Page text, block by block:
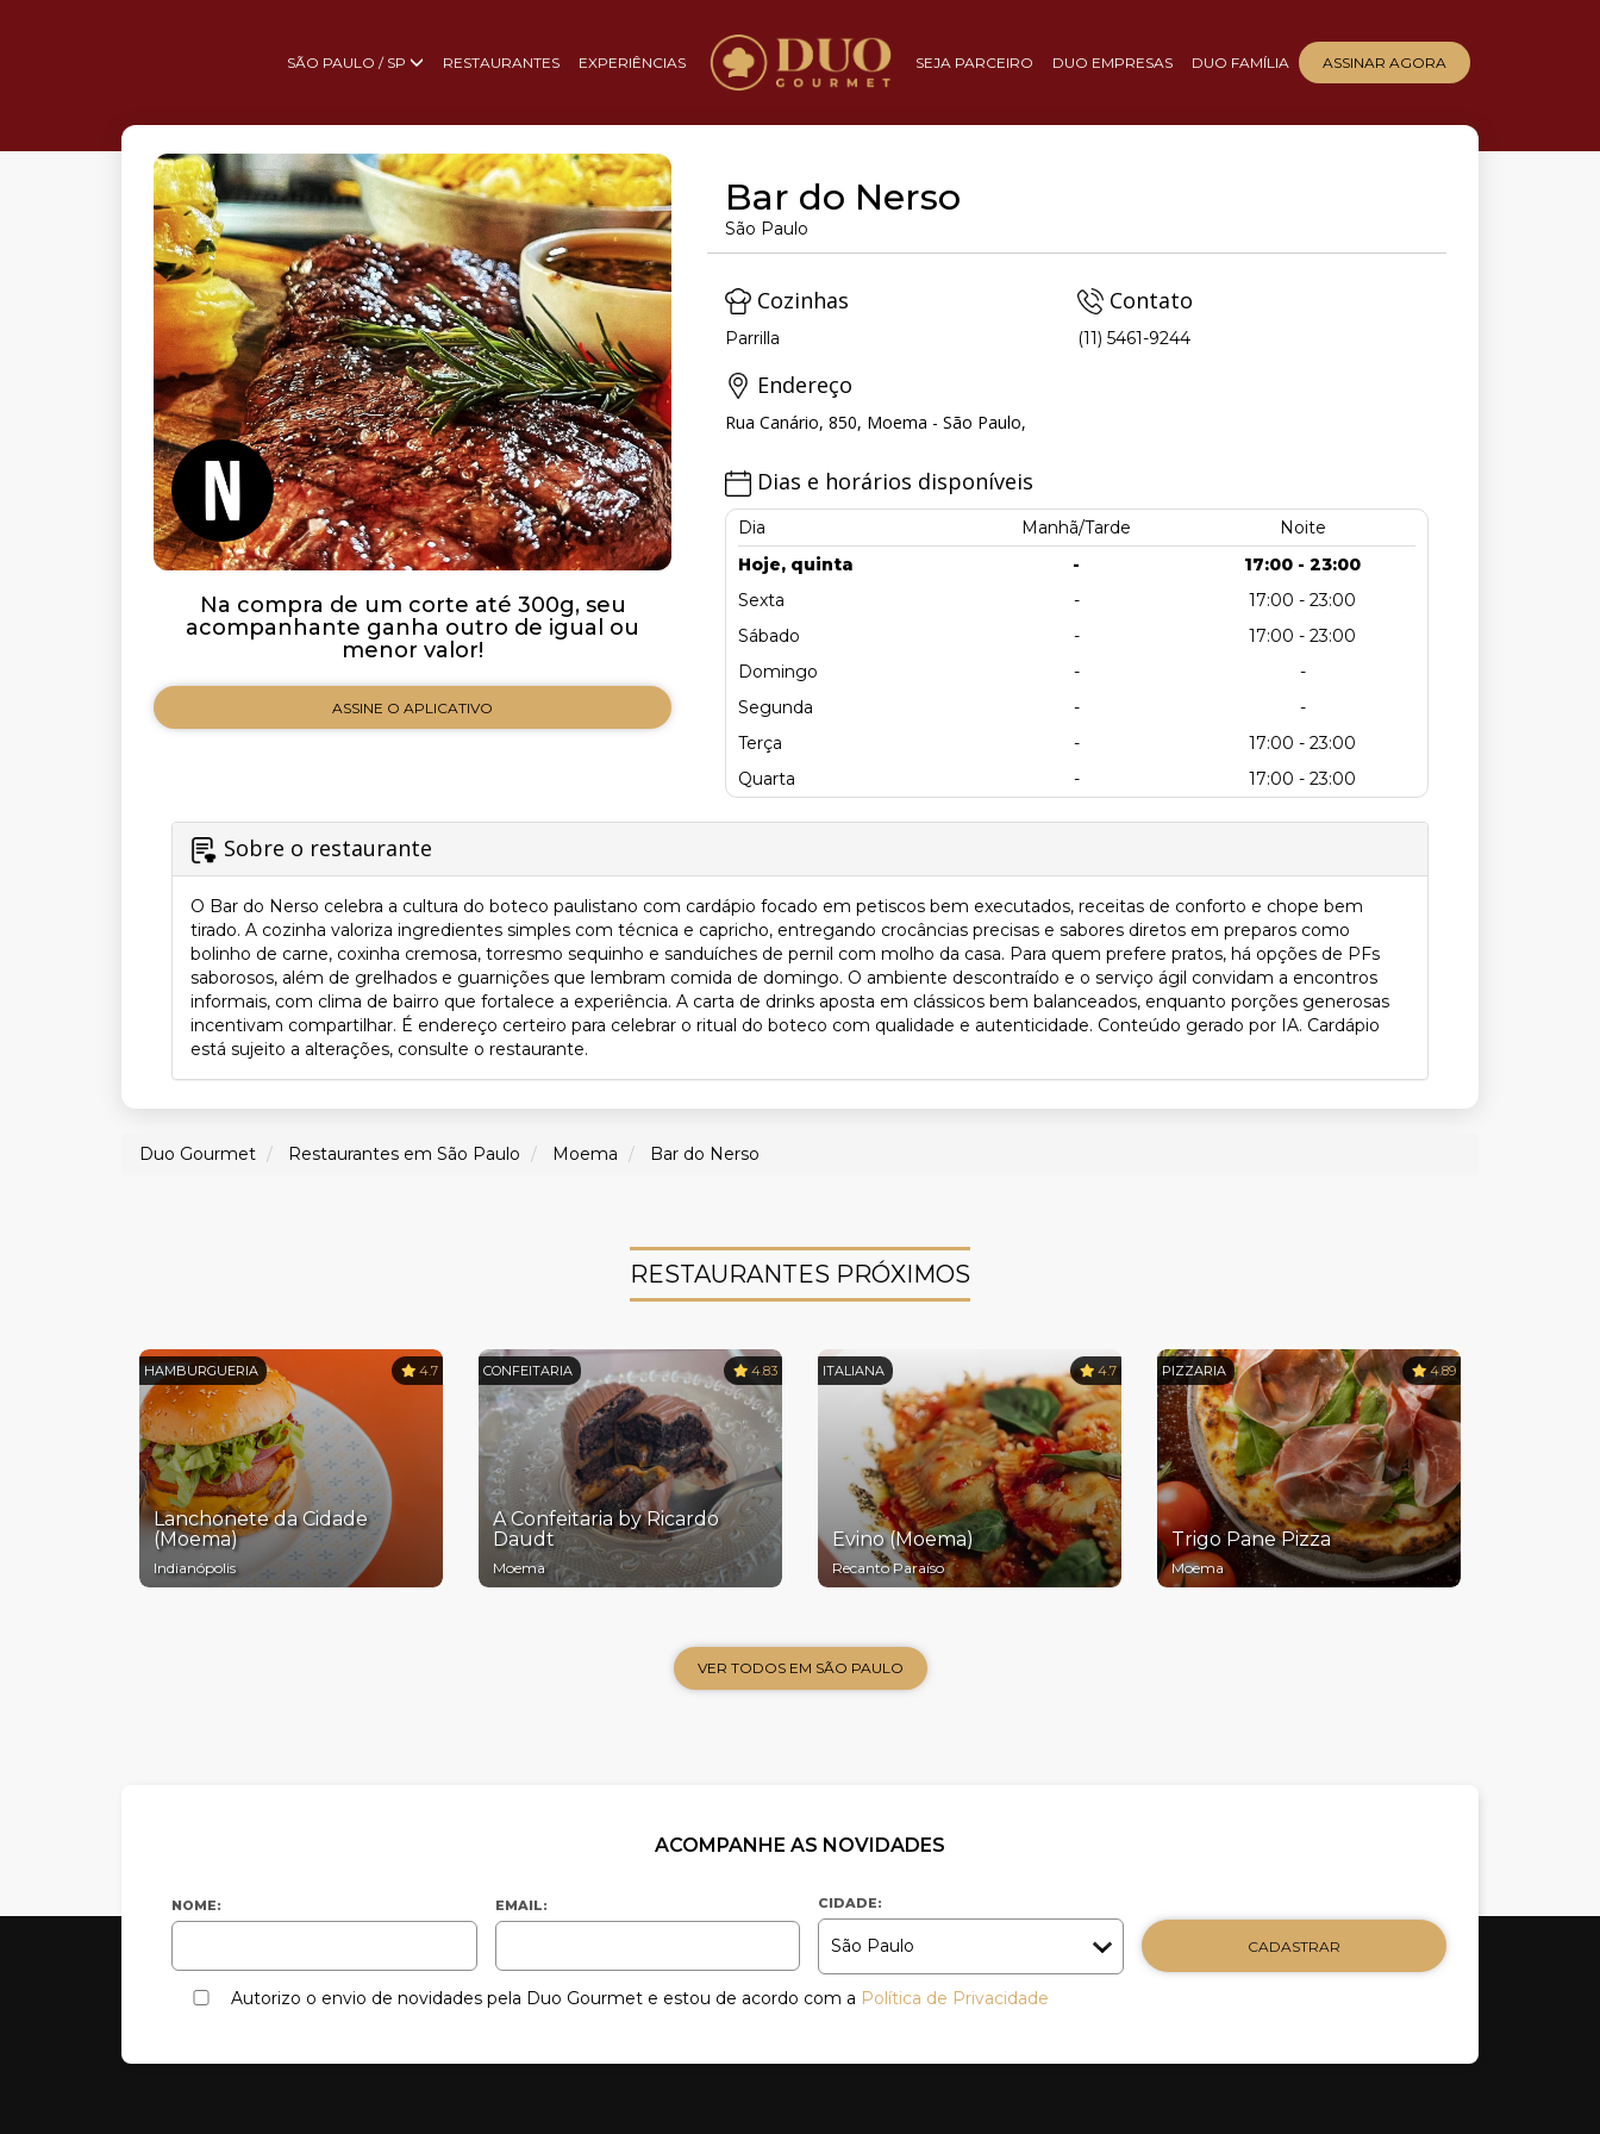
SÃO PAULO / SP RESTAURANTES EXPERIÊNCIAS SEJA PARCEIRO DUO EMPRESAS DUO FAMÍLIA ASSINAR AGORA
Na compra de um corte até 300g, seu
acompanhante ganha outro de igual ou
menor valor!
ASSINE O APLICATIVO
Bar do Nerso
São Paulo
Cozinhas
Parrilla
Contato
(11) 5461-9244
Endereço
Rua Canário, 850, Moema - São Paulo,
Dias e horários disponíveis
Dia Manhã/Tarde
Noite
Hoje, quinta
-
17:00 - 23:00
Sexta
-
17:00 - 23:00
Sábado
-
17:00 - 23:00
Domingo
-
-
Segunda
-
-
Terça
-
17:00 - 23:00
Quarta
- 17:00 - 23:00
Sobre o restaurante
O Bar do Nerso celebra a cultura do boteco paulistano com cardápio focado em petiscos bem executados, receitas de conforto e chope bem
tirado. A cozinha valoriza ingredientes simples com técnica e capricho, entregando crocâncias precisas e sabores diretos em preparos como
bolinho de carne, coxinha cremosa, torresmo sequinho e sanduíches de pernil com molho da casa. Para quem prefere pratos, há opções de PFs
saborosos, além de grelhados e guarnições que lembram comida de domingo. O ambiente descontraído e o serviço ágil convidam a encontros
informais, com clima de bairro que fortalece a experiência. A carta de drinks aposta em clássicos bem balanceados, enquanto porções generosas
incentivam compartilhar. É endereço certeiro para celebrar o ritual do boteco com qualidade e autenticidade. Conteúdo gerado por IA. Cardápio
está sujeito a alterações, consulte o restaurante.
Duo Gourmet Restaurantes em São Paulo Moema Bar do Nerso
RESTAURANTES PRÓXIMOS
HAMBURGUERIA 4.7
Lanchonete da Cidade
(Moema)
Indianópolis
CONFEITARIA 4.83
A Confeitaria by Ricardo
Daudt
Moema
ITALIANA 4.7
Evino (Moema)
Recanto Paraíso
PIZZARIA 4.89
Trigo Pane Pizza
Moema
VER TODOS EM SÃO PAULO
ACOMPANHE AS NOVIDADES
NOME: EMAIL: CIDADE:
CADASTRAR
Autorizo o envio de novidades pela Duo Gourmet e estou de acordo com a Política de Privacidade